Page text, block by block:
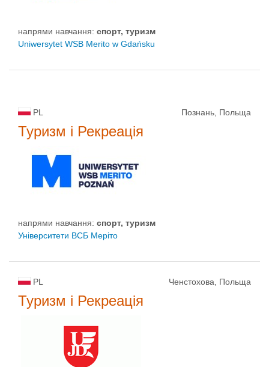
напрями навчання: спорт, туризм
Uniwersytet WSB Merito w Gdańsku
PL Познань, Польща
Туризм і Рекреація
напрями навчання: спорт, туризм
Університети ВСБ Меріто
PL Ченстохова, Польща
Туризм і Рекреація